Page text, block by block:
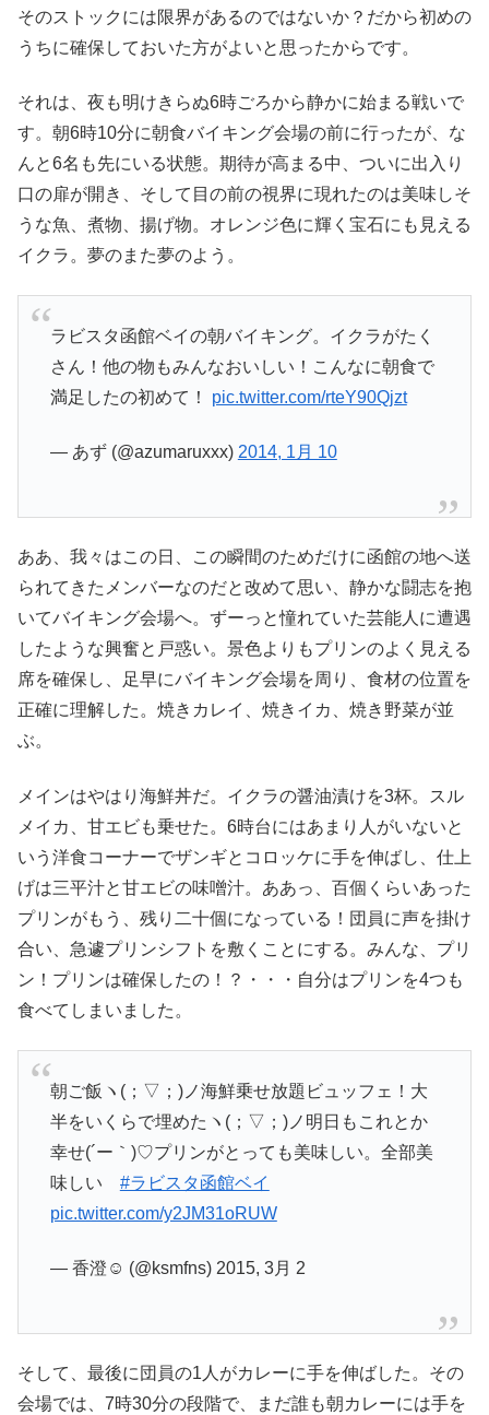
そのストックには限界があるのではないか？だから初めの
うちに確保しておいた方がよいと思ったからです。
それは、夜も明けきらぬ6時ごろから静かに始まる戦いで
す。朝6時10分に朝食バイキング会場の前に行ったが、な
んと6名も先にいる状態。期待が高まる中、ついに出入り
口の扉が開き、そして目の前の視界に現れたのは美味しそ
うな魚、煮物、揚げ物。オレンジ色に輝く宝石にも見える
イクラ。夢のまた夢のよう。
ラビスタ函館ベイの朝バイキング。イクラがたく
さん！他の物もみんなおいしい！こんなに朝食で
満足したの初めて！ pic.twitter.com/rteY90Qjzt
— あず (@azumaruxxx) 2014, 1月 10
ああ、我々はこの日、この瞬間のためだけに函館の地へ送
られてきたメンバーなのだと改めて思い、静かな闘志を抱
いてバイキング会場へ。ずーっと憧れていた芸能人に遭遇
したような興奮と戸惑い。景色よりもプリンのよく見える
席を確保し、足早にバイキング会場を周り、食材の位置を
正確に理解した。焼きカレイ、焼きイカ、焼き野菜が並
ぶ。
メインはやはり海鮮丼だ。イクラの醤油漬けを3杯。スル
メイカ、甘エビも乗せた。6時台にはあまり人がいないと
いう洋食コーナーでザンギとコロッケに手を伸ばし、仕上
げは三平汁と甘エビの味噌汁。ああっ、百個くらいあった
プリンがもう、残り二十個になっている！団員に声を掛け
合い、急遽プリンシフトを敷くことにする。みんな、プリ
ン！プリンは確保したの！？・・・自分はプリンを4つも
食べてしまいました。
朝ご飯ヽ(；▽；)ノ海鮮乗せ放題ビュッフェ！大
半をいくらで埋めたヽ(；▽；)ノ明日もこれとか
幸せ(´ー｀)♡プリンがとっても美味しい。全部美
味しい #ラビスタ函館ベイ
pic.twitter.com/y2JM31oRUW
— 香澄☺ (@ksmfns) 2015, 3月 2
そして、最後に団員の1人がカレーに手を伸ばした。その
会場では、7時30分の段階で、まだ誰も朝カレーには手を